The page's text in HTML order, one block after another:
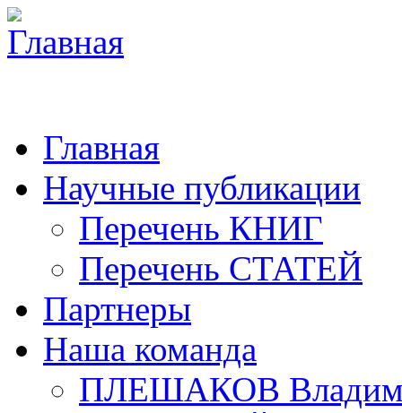
Главная
Научные публикации
Перечень КНИГ
Перечень СТАТЕЙ
Партнеры
Наша команда
ПЛЕШАКОВ